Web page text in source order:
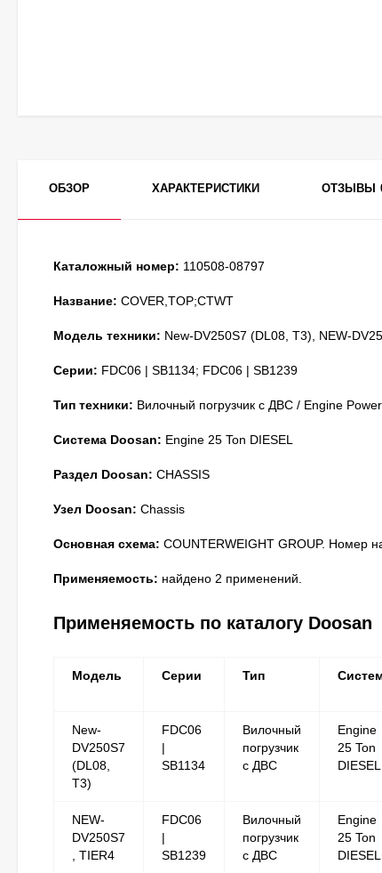
ОБЗОР ХАРАКТЕРИСТИКИ ОТЗЫВЫ
Каталожный номер: 110508-08797
Название: COVER,TOP;CTWT
Модель техники: New-DV250S7 (DL08, T3), NEW-
Серии: FDC06 | SB1134; FDC06 | SB1239
Тип техники: Вилочный погрузчик с ДВС / Engine
Система Doosan: Engine 25 Ton DIESEL
Раздел Doosan: CHASSIS
Узел Doosan: Chassis
Основная схема: COUNTERWEIGHT GROUP. Номер
Применяемость: найдено 2 применений.
Применяемость по каталогу Doosan
Модель Серии Тип
New-
DV250S7
(DL08,
T3)
FDC06
|
SB1134
Вилочный
погрузчик
с ДВС
Engine
25 Ton
DIESEL
NEW-
DV250S7
, TIER4
FDC06
|
SB1239
Вилочный
погрузчик
с ДВС
Engine
25 Ton
DIESEL